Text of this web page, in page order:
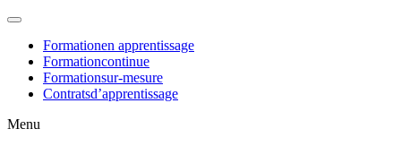
Formationen apprentissage
Formationcontinue
Formationsur-mesure
Contratsd’apprentissage
Menu